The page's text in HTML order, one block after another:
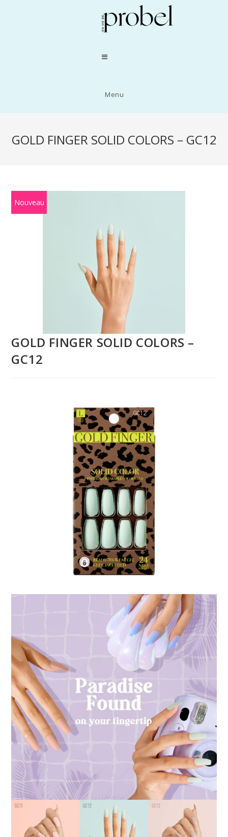
Menu
GOLD FINGER SOLID COLORS – GC12
Nouveau
GOLD FINGER SOLID COLORS –
GC12